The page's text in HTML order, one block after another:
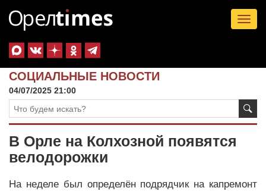
СОЦИАЛЬНЫЕ НОВОСТИ
04/07/2025 21:00
В Орле на Колхозной появятся
велодорожки
На неделе был определён подрядчик на капремонт